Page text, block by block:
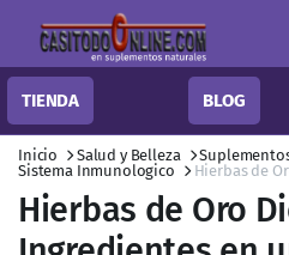
TIENDA BLOG
Inicio Salud y Belleza
Sistema Inmunologico
Hierbas de
Hierbas de Oro